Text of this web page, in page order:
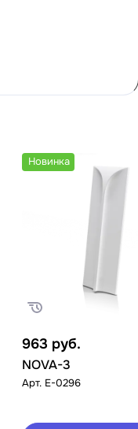
Новинка
963 руб.
NOVA-3
Арт. E-0296